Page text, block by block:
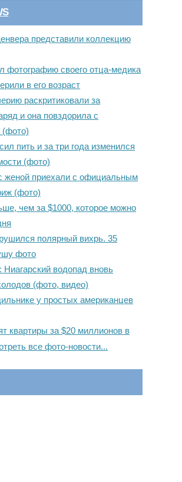
все фото-новости...